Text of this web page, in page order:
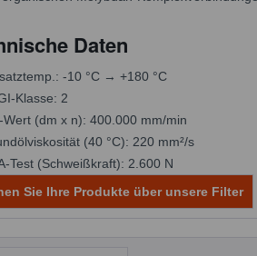
Daten
-10 °C → +180 °C
Klasse: 2
Wert (dm x n): 400.000 mm/min
(40 °C): 220 mm²/s
Test (Schweißkraft): 2.600 N
Sie Ihre Produkte über unsere Filter